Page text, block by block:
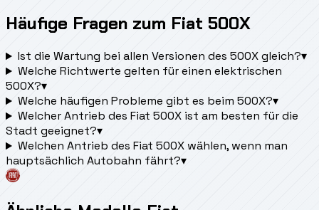
Häufige Fragen zum Fiat 500X
Ist die Wartung bei allen Versionen des 500X gleich?▾
Welche Richtwerte gelten für einen elektrischen
500X?▾
Welche häufigen Probleme gibt es beim 500X?▾
Welcher Antrieb des Fiat 500X ist am besten für die
Stadt geeignet?▾
Welchen Antrieb des Fiat 500X wählen, wenn man
hauptsächlich Autobahn fährt?▾